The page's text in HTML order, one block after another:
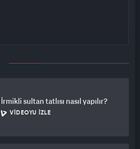
İrmikli sultan tatlısı nasıl yapılır?
VIDEOYU İZLE